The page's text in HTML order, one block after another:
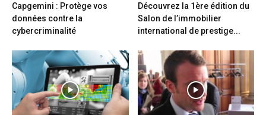
Capgemini : Protège vos
données contre la
cybercriminalité
Découvrez la 1ère édition du
Salon de l’immobilier
international de prestige...